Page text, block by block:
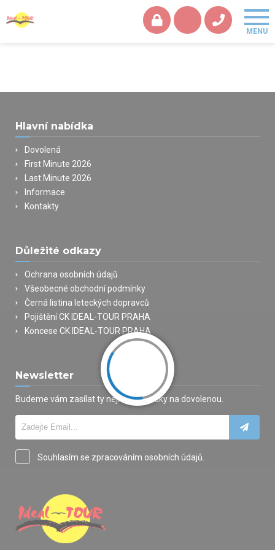
Hlavní nabídka
Dovolená
First Minute 2026
Last Minute 2026
Informace
Kontakty
Důležité odkazy
Ochrana osobních údajů
Všeobecné obchodní podmínky
Černá listina leteckých dopravců
Pojištění CK IDEAL-TOUR PRAHA
Koncese CK IDEAL-TOUR PRAHA
Newsletter
Budeme vám zasílat ty nejlepší nabídky na dovolenou.
Souhlasím se zpracováním osobních údajů.